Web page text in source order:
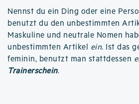
Nennst du ein Ding oder eine
benutzt du den unbestimmten
Maskuline und neutrale Nomen
unbestimmten Artikel ein. Ist das
feminin, benutzt man stattdessen
Trainerschein.